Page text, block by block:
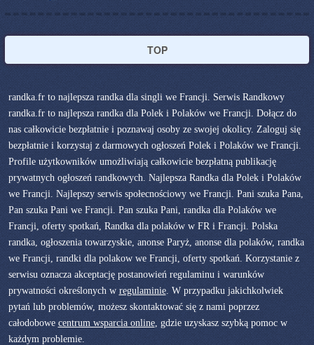
TOP
randka.fr to najlepsza randka dla singli we Francji. Serwis Randkowy
randka.fr to najlepsza randka dla Polek i Polaków we Francji. Dołącz do
nas całkowicie bezpłatnie i poznawaj osoby ze swojej okolicy. Zaloguj się
bezpłatnie i korzystaj z darmowych ogłoszeń Polek i Polaków we Francji.
Profile użytkowników umożliwiają całkowicie bezpłatną publikację
prywatnych ogłoszeń randkowych. Najlepsza Randka dla Polek i Polaków
we Francji. Najlepszy serwis społecnościowy we Francji. Pani szuka Pana,
Pan szuka Pani we Francji. Pan szuka Pani, randka dla Polaków we
Francji, oferty spotkań, Randka dla polaków w FR i Francji. Polska
randka, ogłoszenia towarzyskie, anonse Paryż, anonse dla polaków, randka
we Francji, randki dla polakow we Francji, oferty spotkań. Korzystanie z
serwisu oznacza akceptację postanowień regulaminu i warunków
prywatności określonych w regulaminie. W przypadku jakichkolwiek
pytań lub problemów, możesz skontaktować się z nami poprzez
całodobowe centrum wsparcia online, gdzie uzyskasz szybką pomoc w
każdym problemie.